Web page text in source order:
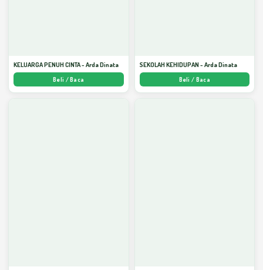
KELUARGA PENUH CINTA - Arda Dinata
Beli / Baca
SEKOLAH KEHIDUPAN - Arda Dinata
Beli / Baca